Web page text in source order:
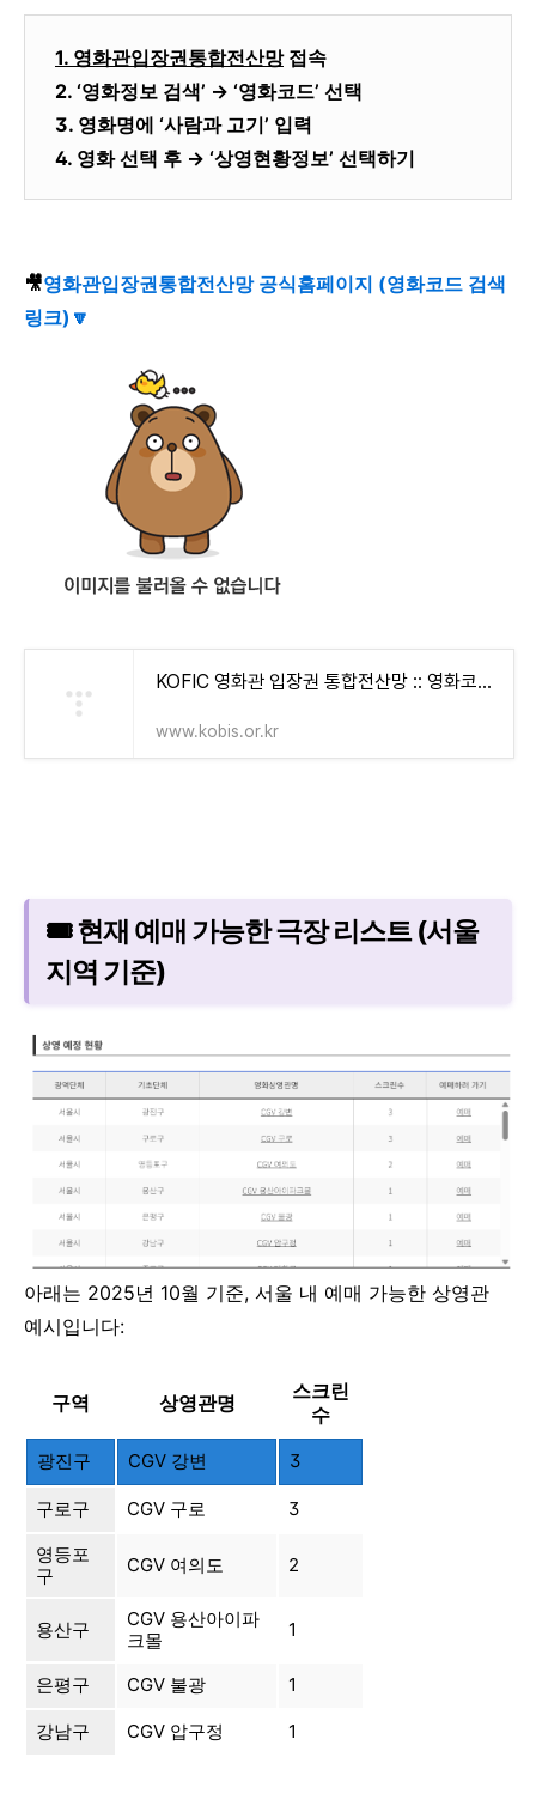
1. 영화관입장권통합전산망접속
2. ‘영화정보 검색’ → ‘영화코드’ 선택
3. 영화명에 ‘사람과 고기’ 입력
4. 영화 선택 후 → ‘상영현황정보’ 선택하기
🎥영화관입장권통합전산망 공식홈페이지 (영화코드 검색
링크)🔽
KOFIC 영화관 입장권 통합전산망 :: 영화코드검색
www.kobis.or.kr
🎟 현재 예매 가능한 극장 리스트 (서울
지역 기준)
아래는 2025년 10월 기준, 서울 내 예매 가능한 상영관
예시입니다:
구역 상영관명
스크린
수
광진구 CGV 강변 3
구로구 CGV 구로
3
영등포
구
CGV 여의도 2
용산구
CGV 용산아이파
크몰
1
은평구 CGV 불광 1
강남구 CGV 압구정 1